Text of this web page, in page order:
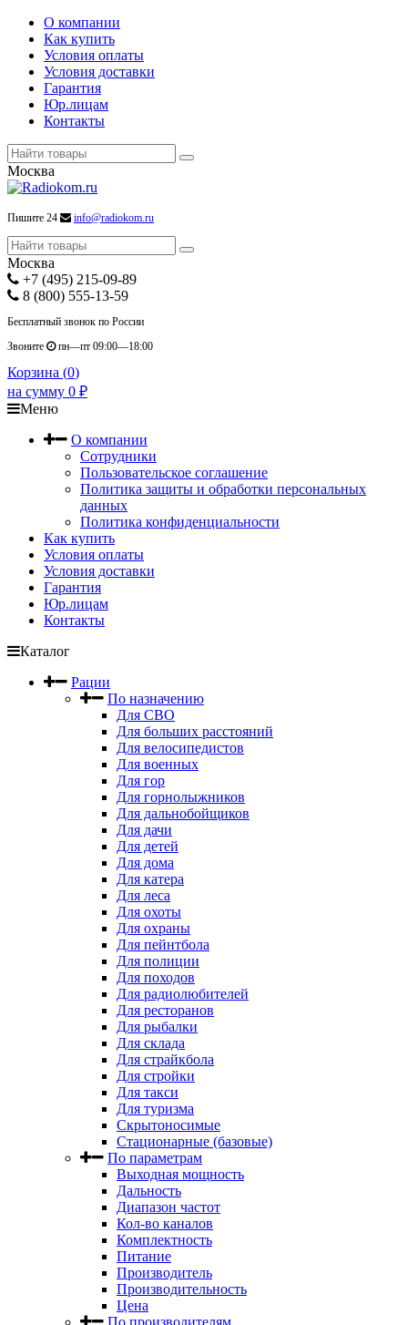
О компании
Как купить
Условия оплаты
Условия доставки
Гарантия
Юр.лицам
Контакты
Москва
Пишите 24 info@radiokom.ru
Москва
+7 (495) 215-09-89
8 (800) 555-13-59
Бесплатный звонок по России
Звоните
пн—пт 09:00—18:00
Корзина (0)
на сумму 0 ₽
Меню
О компании
Сотрудники
Пользовательское соглашение
Политика защиты и обработки персональных
данных
Политика конфиденциальности
Как купить
Условия оплаты
Условия доставки
Гарантия
Юр.лицам
Контакты
Каталог
Рации
По назначению
Для СВО
Для больших расстояний
Для велосипедистов
Для военных
Для гор
Для горнолыжников
Для дальнобойщиков
Для дачи
Для детей
Для дома
Для катера
Для леса
Для охоты
Для охраны
Для пейнтбола
Для полиции
Для походов
Для радиолюбителей
Для ресторанов
Для рыбалки
Для склада
Для страйкбола
Для стройки
Для такси
Для туризма
Скрытоносимые
Стационарные (базовые)
По параметрам
Выходная мощность
Дальность
Диапазон частот
Кол-во каналов
Комплектность
Питание
Производитель
Производительность
Цена
По производителям